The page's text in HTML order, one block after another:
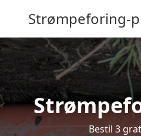
Strømpeforing-
Bestil 3